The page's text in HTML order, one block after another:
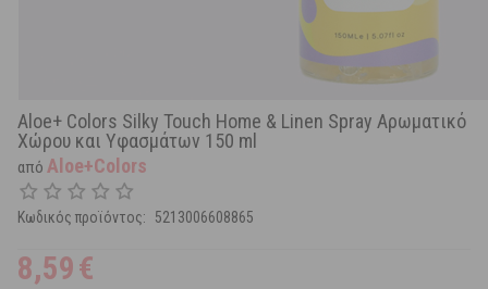
Aloe+ Colors Silky Touch Home & Linen Spray Αρωματικό
Χώρου και Υφασμάτων 150 ml
από Aloe+Colors
Κωδικός προϊόντος: 5213006608865
8,59€